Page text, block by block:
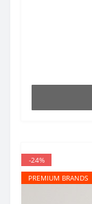
-24%
PREMIUM BRANDS